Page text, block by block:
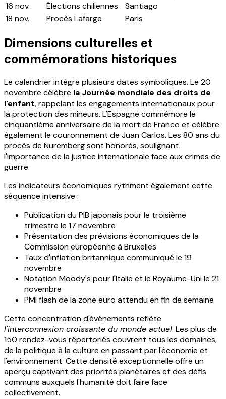
16 nov.
Élections chiliennes
Santiago
18 nov.
Procès Lafarge Paris
Dimensions culturelles et
commémorations historiques
Le calendrier intègre plusieurs dates symboliques. Le 20
novembre célèbre la Journée mondiale des droits de
l'enfant, rappelant les engagements internationaux pour
la protection des mineurs. L'Espagne commémore le
cinquantième anniversaire de la mort de Franco et célèbre
également le couronnement de Juan Carlos. Les 80 ans du
procès de Nuremberg sont honorés, soulignant
l'importance de la justice internationale face aux crimes de
guerre.
Les indicateurs économiques rythment également cette
séquence intensive :
Publication du PIB japonais pour le troisième
trimestre le 17 novembre
Présentation des prévisions économiques de la
Commission européenne à Bruxelles
Taux d'inflation britannique communiqué le 19
novembre
Notation Moody's pour l'Italie et le Royaume-Uni le 21
novembre
PMI flash de la zone euro attendu en fin de semaine
Cette concentration d'événements reflète
l'interconnexion croissante du monde actuel. Les plus de
150 rendez-vous répertoriés couvrent tous les domaines,
de la politique à la culture en passant par l'économie et
l'environnement. Cette densité exceptionnelle offre un
aperçu captivant des priorités planétaires et des défis
communs auxquels l'humanité doit faire face
collectivement.